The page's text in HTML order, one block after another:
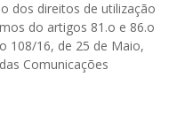
dos direitos de utilização
do artigos 81.o e 86.o
108/16, de 25 de Maio,
Comunicações